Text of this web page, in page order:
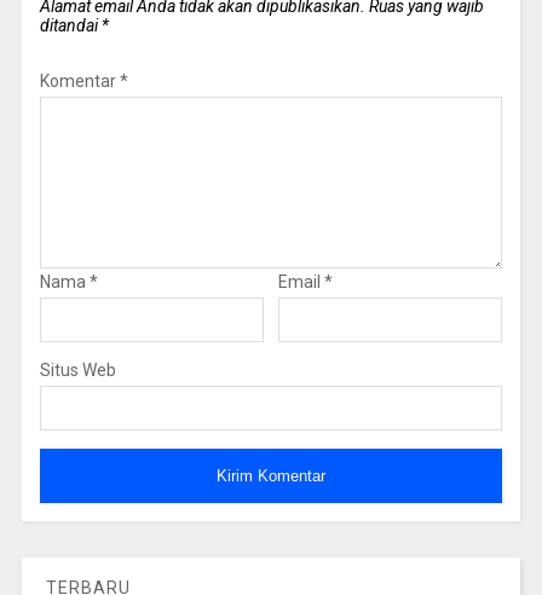
Alamat email Anda tidak akan dipublikasikan. Ruas yang wajib
ditandai*
Komentar*
Nama * Email *
Situs Web
TERBARU